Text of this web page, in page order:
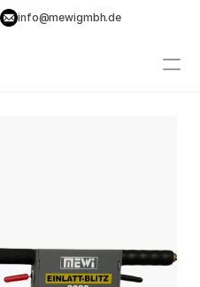
info@mewigmbh.de